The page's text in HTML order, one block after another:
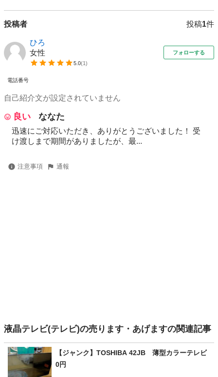
投稿者 投稿1件
ひろ
女性
5.0(1)
フォローする
電話番号
自己紹介文が設定されていません
良い ななた
迅速にご対応いただき、ありがとうございました！ 受
け渡しまで期間がありましたが、最...
注意事項 通報
液晶テレビ(テレビ)の売ります・あげますの関連記事
【ジャンク】TOSHIBA 42JB 薄型カラーテレビ
0円